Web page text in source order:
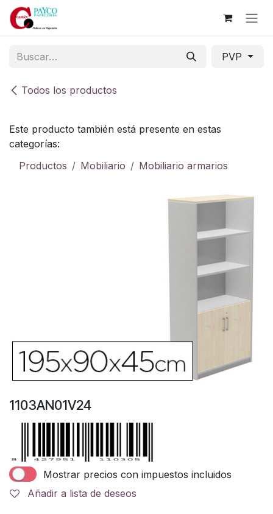
Ir al contenido
Todos los productos
PVP
Este producto también está presente en estas
categorías:
Productos
Mobiliario Mobiliario armarios
1103AN01V24
Mostrar precios con impuestos incluidos
Añadir a lista de deseos